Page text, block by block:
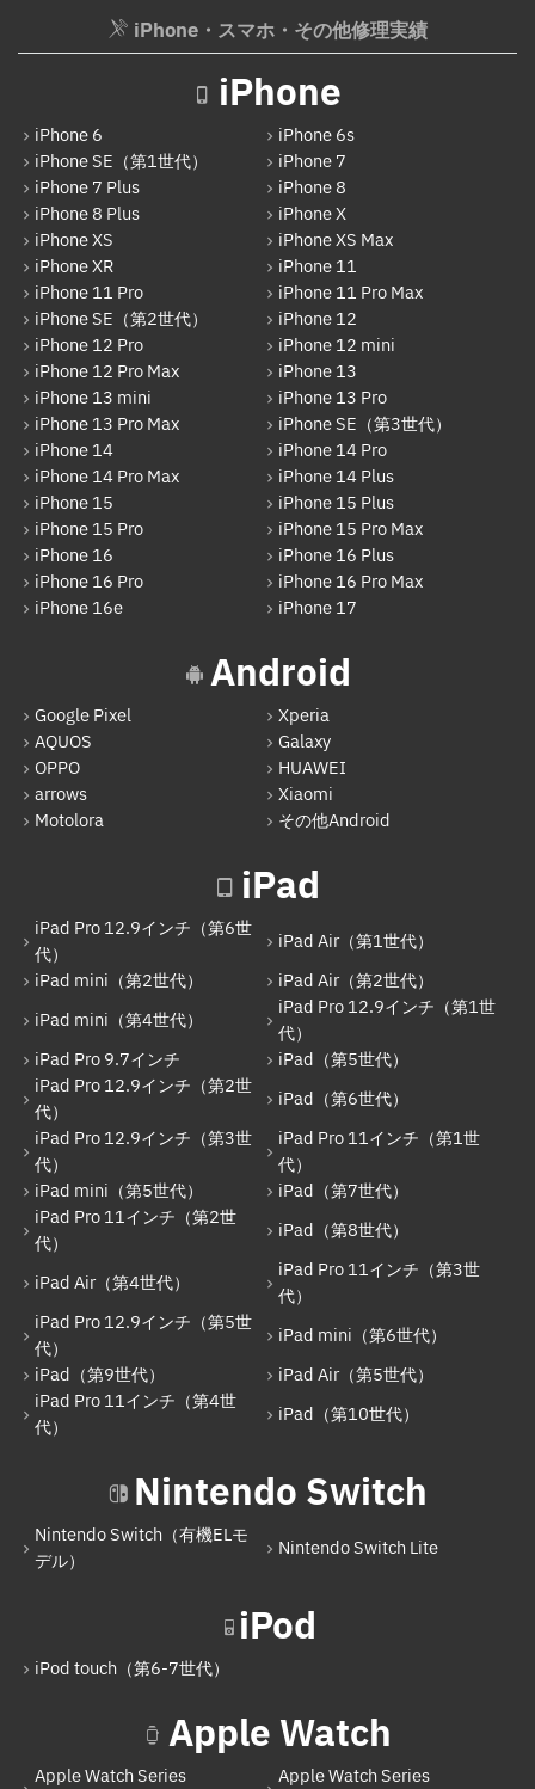
AppleWatchフロントパネル交換修理
Google Pixel
Xperia
Galaxy
OPPO
HUAWEI
arrows
Xiaomi
Motolora
その他Android
iPad
iPad Pro 12.9インチ（第6世代）
iPad Air（第1世代）
iPad mini（第2世代）
iPad mini（第4世代）
iPad Pro 12.9インチ（第1世代）
iPad Pro 12.9インチ（第3世代）
iPad Pro 11インチ（第1世代）
iPad mini（第5世代）
iPad（第7世代）
iPad Air（第4世代）
iPad Pro 12.9インチ（第5世代）
iPad mini（第6世代）
iPad（第9世代）
iPad Pro 11インチ（第4世代）
Nintendo Switch
Nintendo Switch（有機ELモデル）
iPod touch（第6-7世代）
Apple Watch
iPhone・スマホ・その他修理実績
iPhone
iPhone 6
iPhone 6s
iPhone SE（第1世代）
iPhone 7
iPhone 7 Plus
iPhone 8
iPhone 8 Plus
iPhone X
iPhone XS
iPhone XS Max
iPhone XR
iPhone 11
iPhone 11 Pro
iPhone 11 Pro Max
iPhone SE（第2世代）
iPhone 12
iPhone 12 Pro
iPhone 12 mini
iPhone 12 Pro Max
iPhone 13
iPhone 13 mini
iPhone 13 Pro
iPhone 13 Pro Max
iPhone SE（第3世代）
iPhone 14
iPhone 14 Pro
iPhone 14 Pro Max
iPhone 14 Plus
iPhone 15
iPhone 15 Plus
iPhone 15 Pro
iPhone 15 Pro Max
iPhone 16
iPhone 16 Plus
iPhone 16 Pro
iPhone 16 Pro Max
iPhone 16e
iPhone 17
Android
Google Pixel
Xperia
AQUOS
Galaxy
OPPO
HUAWEI
arrows
Xiaomi
Motolora
その他Android
iPad
iPad Pro 12.9インチ（第6世
代）
iPad Air（第1世代）
iPad mini（第2世代）
iPad Air（第2世代）
iPad mini（第4世代）
iPad Pro 12.9インチ（第1世
代）
iPad Pro 9.7インチ
iPad（第5世代）
iPad Pro 12.9インチ（第2世
代）
iPad（第6世代）
iPad Pro 12.9インチ（第3世
代）
iPad Pro 11インチ（第1世
代）
iPad mini（第5世代）
iPad（第7世代）
iPad Pro 11インチ（第2世
代）
iPad（第8世代）
iPad Air（第4世代）
iPad Pro 11インチ（第3世
代）
iPad Pro 12.9インチ（第5世
代）
iPad mini（第6世代）
iPad（第9世代）
iPad Air（第5世代）
iPad Pro 11インチ（第4世
代）
iPad（第10世代）
Nintendo Switch
Nintendo Switch（有機ELモ
デル）
Nintendo Switch Lite
iPod
iPod touch（第6-7世代）
Apple Watch
Apple Watch Series Apple Watch Series